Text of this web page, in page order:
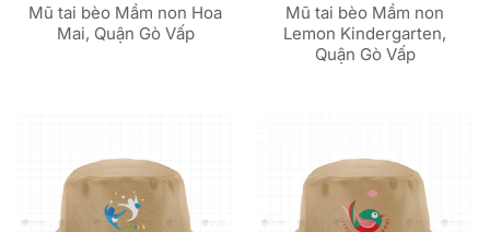
Mũ tai bèo Mầm non Hoa
Mai, Quận Gò Vấp
Mũ tai bèo Mầm non
Lemon Kindergarten,
Quận Gò Vấp